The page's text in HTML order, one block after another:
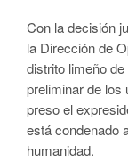
Con la decisión
la Dirección de
distrito limeño
preliminar de
preso el
está condenado
humanidad.